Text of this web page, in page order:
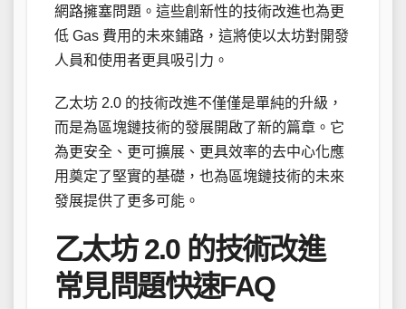
網路擁塞問題。這些創新性的技術改進也為更
低 Gas 費用的未來鋪路，這將使以太坊對開發
人員和使用者更具吸引力。
乙太坊 2.0 的技術改進不僅僅是單純的升級，
而是為區塊鏈技術的發展開啟了新的篇章。它
為更安全、更可擴展、更具效率的去中心化應
用奠定了堅實的基礎，也為區塊鏈技術的未來
發展提供了更多可能。
乙太坊 2.0 的技術改進
常見問題快速FAQ